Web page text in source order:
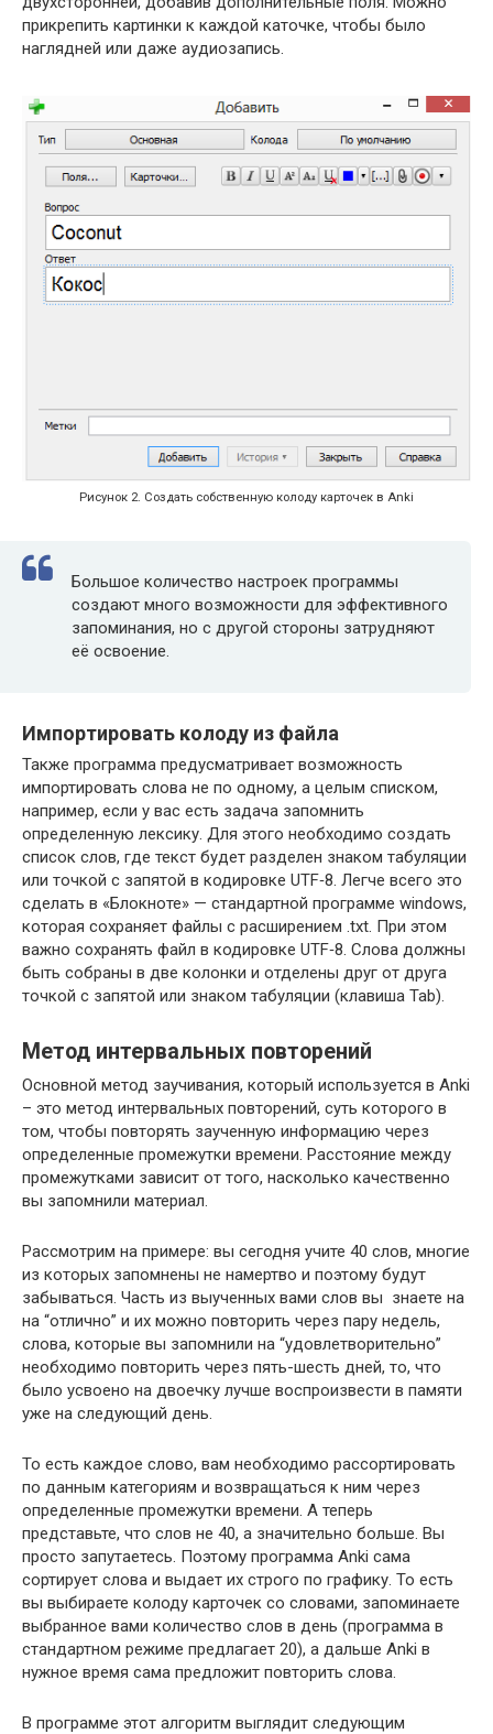
прикрепить картинки к каждой каточке, чтобы было
наглядней или даже аудиозапись.
Рисунок 2. Создать собственную колоду карточек в Anki
Большое количество настроек программы
создают много возможности для эффективного
запоминания, но с другой стороны затрудняют
её освоение.
Импортировать колоду из файла
Также программа предусматривает возможность
импортировать слова не по одному, а целым списком,
например, если у вас есть задача запомнить
определенную лексику. Для этого необходимо создать
список слов, где текст будет разделен знаком табуляции
или точкой с запятой в кодировке UTF‑8. Легче всего это
сделать в «Блокноте» — стандартной программе win­dows,
которая сохраняет файлы с расширением .txt. При этом
важно сохранять файл в кодировке UTF‑8. Слова должны
быть собраны в две колонки и отделены друг от друга
точкой с запятой или знаком табуляции (клавиша Tab).
Метод интервальных повторений
Основной метод заучивания, который используется в Anki
– это метод интервальных повторений, суть которого в
том, чтобы повторять заученную информацию через
определенные промежутки времени. Расстояние между
промежутками зависит от того, насколько качественно
вы запомнили материал.
Рассмотрим на примере: вы сегодня учите 40 слов, многие
из которых запомнены не намертво и поэтому будут
забываться. Часть из выученных вами слов вы знаете на
на “отлично” и их можно повторить через пару недель,
слова, которые вы запомнили на “удовлетворительно”
необходимо повторить через пять-шесть дней, то, что
было усвоено на двоечку лучше воспроизвести в памяти
уже на следующий день.
То есть каждое слово, вам необходимо рассортировать
по данным категориям и возвращаться к ним через
определенные промежутки времени. А теперь
представьте, что слов не 40, а значительно больше. Вы
просто запутаетесь. Поэтому программа Anki сама
сортирует слова и выдает их строго по графику. То есть
вы выбираете колоду карточек со словами, запоминаете
выбранное вами количество слов в день (программа в
стандартном режиме предлагает 20), а дальше Anki в
нужное время сама предложит повторить слова.
В программе этот алгоритм выглядит следующим